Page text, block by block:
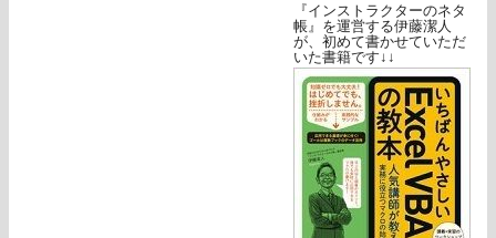
『インストラクターのネタ
帳』を運営する伊藤潔人
が、初めて書かせていただ
いた書籍です↓↓